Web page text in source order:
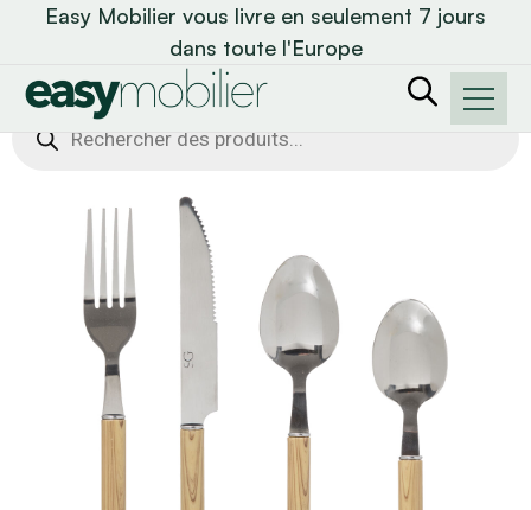
Easy Mobilier vous livre en seulement 7 jours
dans toute l'Europe
Recherche
de